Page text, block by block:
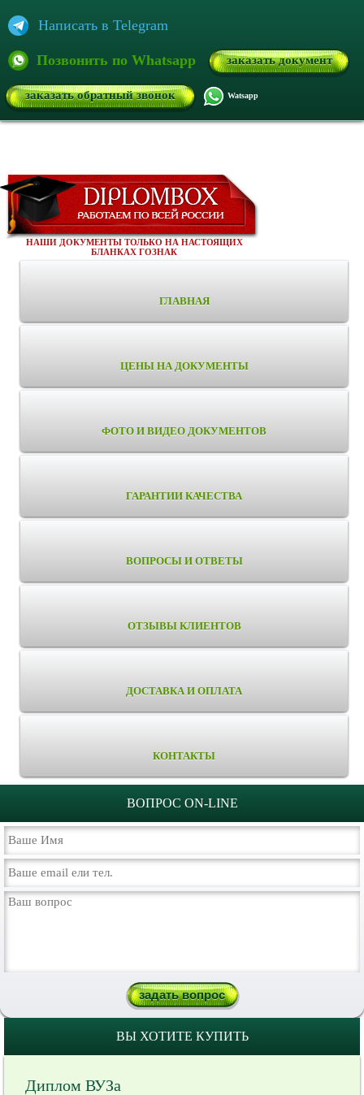
Написать в Telegram
Позвонить по Whatsapp заказать документ
заказать обратный звонок Watsapp
НАШИ ДОКУМЕНТЫ ТОЛЬКО НА НАСТОЯЩИХ
БЛАНКАХ ГОЗНАК
ГЛАВНАЯ
ЦЕНЫ НА ДОКУМЕНТЫ
ФОТО И ВИДЕО ДОКУМЕНТОВ
ГАРАНТИИ КАЧЕСТВА
ВОПРОСЫ И ОТВЕТЫ
ОТЗЫВЫ КЛИЕНТОВ
ДОСТАВКА И ОПЛАТА
КОНТАКТЫ
ВОПРОС ON-LINE
ВЫ ХОТИТЕ КУПИТЬ
Диплом ВУЗа